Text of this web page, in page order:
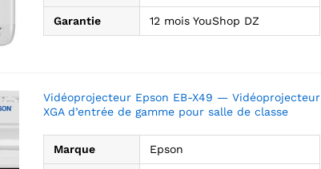
Garantie 12 mois YouShop DZ
Vidéoprojecteur Epson EB-X49 — Vidéoprojecteur
XGA d’entrée de gamme pour salle de classe
Marque Epson